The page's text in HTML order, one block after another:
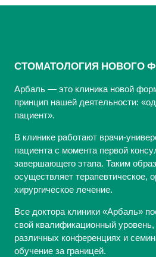
СТОМАТОЛОГИЯ НОВОГО
Арбаль — это клиника новой
принцип нашей деятельности:
пациент».
В клинике работают врачи-
пациента с момента первой
завершающего этапа. Таким
осуществляет терапевтическое,
хирургическое лечение.
Все доктора клиники «Арбаль»
свой квалификационный
различных конференциях и
обучение за границей.